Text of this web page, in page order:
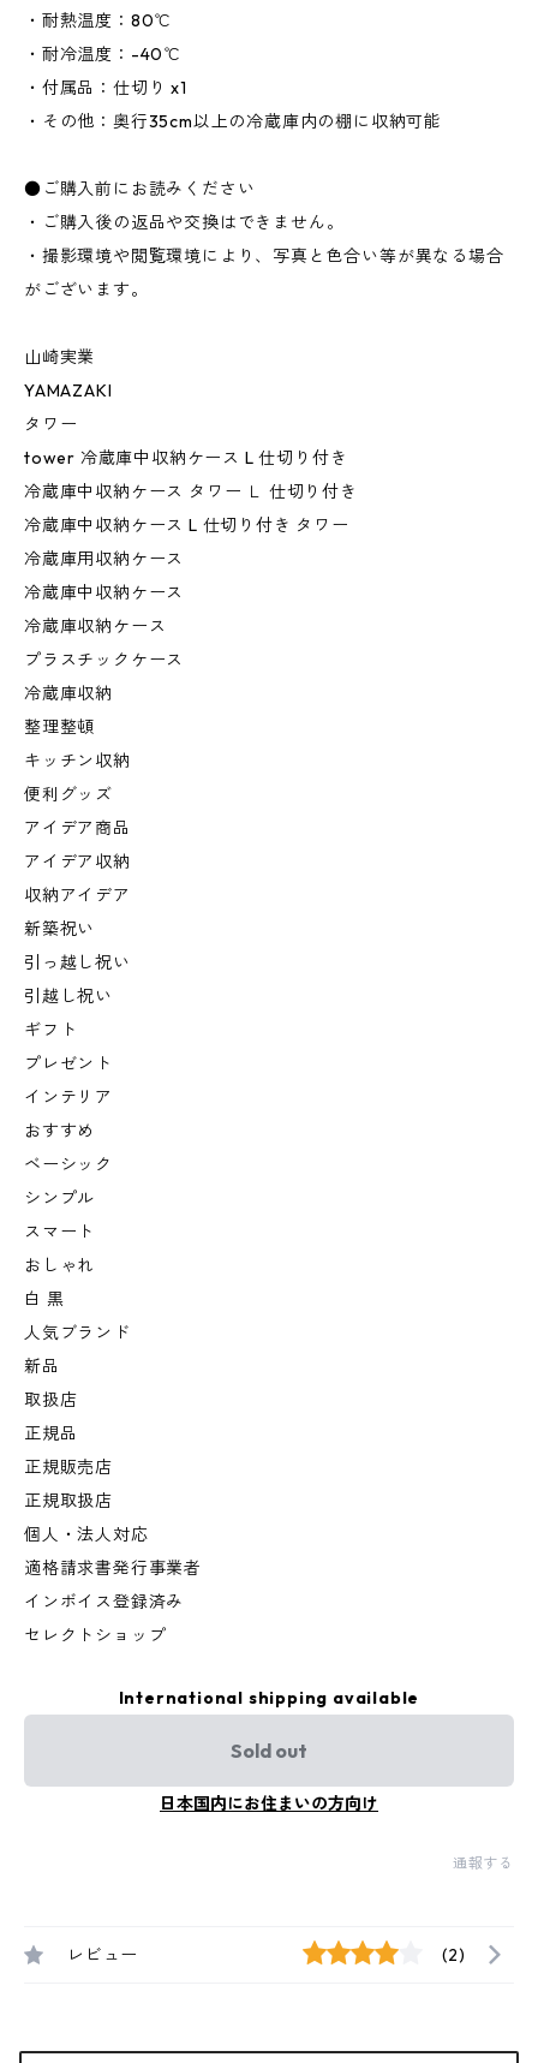
・耐熱温度：80℃
・耐冷温度：-40℃
・付属品：仕切り x1
・その他：奥行35cm以上の冷蔵庫内の棚に収納可能
●ご購入前にお読みください
・ご購入後の返品や交換はできません。
・撮影環境や閲覧環境により、写真と色合い等が異なる場合
がございます。
山崎実業
YAMAZAKI
タワー
tower 冷蔵庫中収納ケース L 仕切り付き
冷蔵庫中収納ケース タワー Ｌ 仕切り付き
冷蔵庫中収納ケース L 仕切り付き タワー
冷蔵庫用収納ケース
冷蔵庫中収納ケース
冷蔵庫収納ケース
プラスチックケース
冷蔵庫収納
整理整頓
キッチン収納
便利グッズ
アイデア商品
アイデア収納
収納アイデア
新築祝い
引っ越し祝い
引越し祝い
ギフト
プレゼント
インテリア
おすすめ
ベーシック
シンプル
スマート
おしゃれ
白 黒
人気ブランド
新品
取扱店
正規品
正規販売店
正規取扱店
個人・法人対応
適格請求書発行事業者
インボイス登録済み
セレクトショップ
International shipping available
Sold out
日本国内にお住まいの方向け
通報する
レビュー (2)